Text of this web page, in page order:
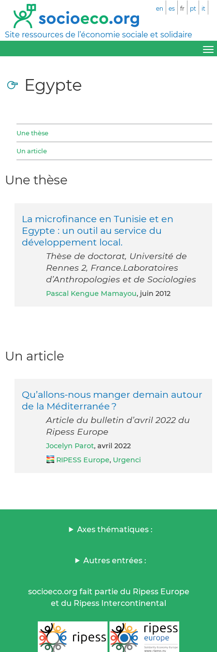
Site ressources de l’économie sociale et solidaire
en es fr pt it
Egypte
Une thèse
Un article
Une thèse
La microfinance en Tunisie et en
Egypte : un outil au service du
développement local.
Thèse de doctorat, Université de
Rennes 2, France.Laboratoires
d’Anthropologies et de Sociologies
Pascal Kengue Mamayou, juin 2012
Un article
Qu’allons-nous manger demain autour
de la Méditerranée ?
Article du bulletin d’avril 2022 du
Ripess Europe
Jocelyn Parot, avril 2022
RIPESS Europe, Urgenci
Axes thématiques :
Autres entrées :
socioeco.org fait partie du Ripess Europe
et du Ripess Intercontinental